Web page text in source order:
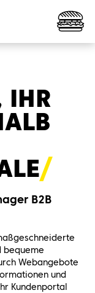
IHR
B2B
bequeme
Webangebote
und
Kundenportal